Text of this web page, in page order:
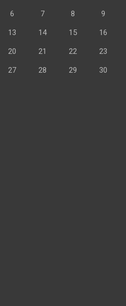
6 7 8 9
13 14 15 16
20 21 22 23
27 28 29 30